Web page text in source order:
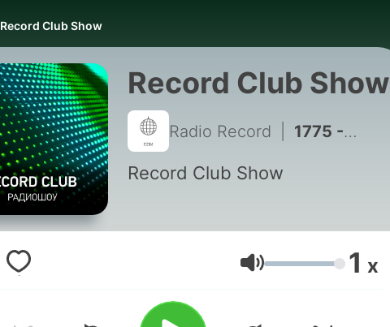
Record Club Show
Record Club Show
Radio Record 1775 - Record Club Show by Tim Vox #1512 (05-08-2026)
Record Club Show
Volumen 1 x